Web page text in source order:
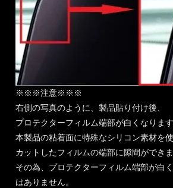
※※※注意※※※
右側の写真のように、製品貼り付け後、
プロテクターフィルム端部が白くなります
本製品の粘着面に特殊なシリコン素材を使
カットしたフィルムの端部に隙間ができま
その為、プロテクターフィルム端部が白
はありません。